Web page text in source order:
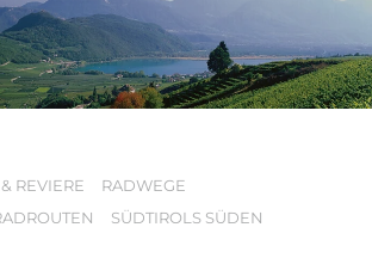
PAKETE
REVIERE
& WIR
REVIERE
RADWEGE
SÜDTIROLS SÜDEN